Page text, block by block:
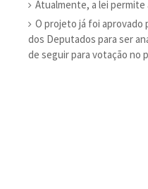
Atualmente, a lei permite
O projeto já foi aprovado
dos Deputados para ser
de seguir para votação no